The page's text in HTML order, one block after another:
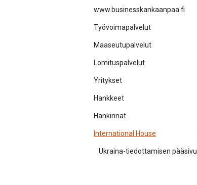
www.businesskankaanpaa.fi
Työvoimapalvelut
Maaseutupalvelut
Lomituspalvelut
Yritykset
Hankkeet
Hankinnat
International House
Ukraina-tiedottamisen pääsivu